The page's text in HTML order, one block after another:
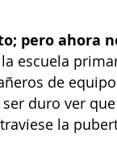
pero ahora
escuela
de
duro ver
la